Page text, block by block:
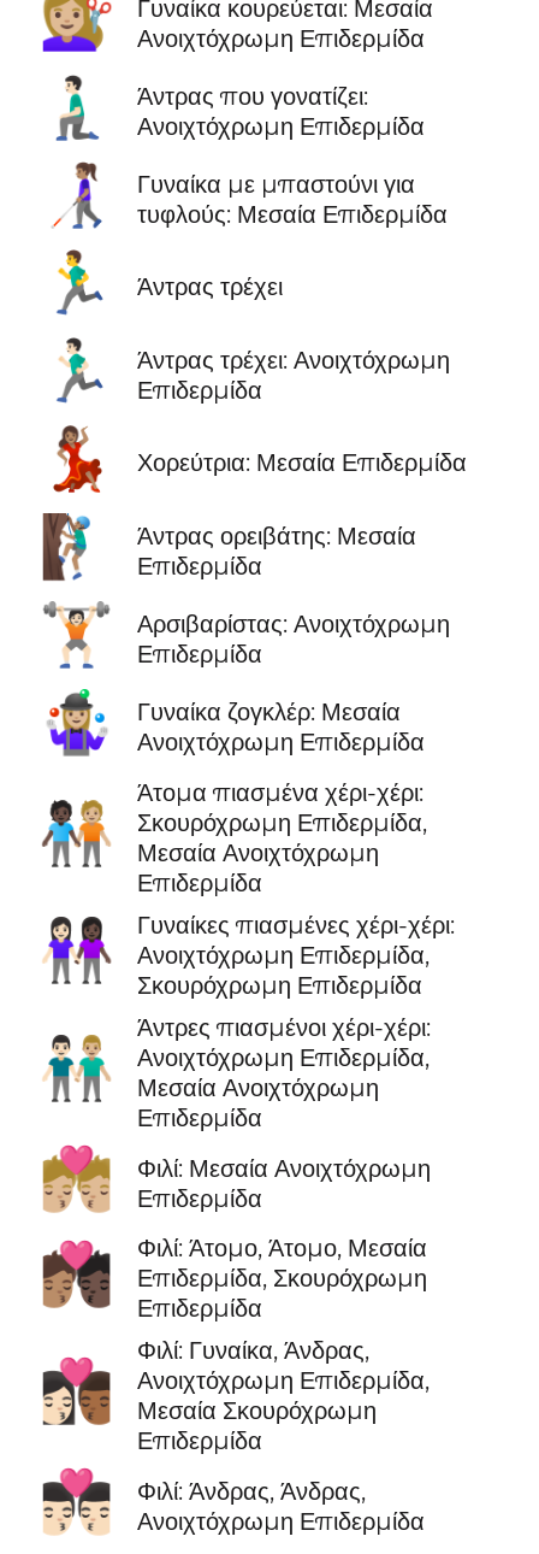
💇🏼‍♀️
Γυναίκα κουρεύεται: Μεσαία
Ανοιχτόχρωμη Επιδερμίδα
🧎🏻‍♂️
Άντρας που γονατίζει:
Ανοιχτόχρωμη Επιδερμίδα
👩🏽‍🦯
Γυναίκα με μπαστούνι για
τυφλούς: Μεσαία Επιδερμίδα
🏃‍♂️ Άντρας τρέχει
🏃🏻‍♂️
Άντρας τρέχει: Ανοιχτόχρωμη
Επιδερμίδα
💃🏽 Χορεύτρια: Μεσαία Επιδερμίδα
🧗🏽‍♂️
Άντρας ορειβάτης: Μεσαία
Επιδερμίδα
🏋🏻
Αρσιβαρίστας: Ανοιχτόχρωμη
Επιδερμίδα
🤹🏼‍♀️
Γυναίκα ζογκλέρ: Μεσαία
Ανοιχτόχρωμη Επιδερμίδα
🧑🏿‍🤝‍🧑🏼
Άτομα πιασμένα χέρι-χέρι:
Σκουρόχρωμη Επιδερμίδα,
Μεσαία Ανοιχτόχρωμη
Επιδερμίδα
👩🏻‍🤝‍👩🏿
Γυναίκες πιασμένες χέρι-χέρι:
Ανοιχτόχρωμη Επιδερμίδα,
Σκουρόχρωμη Επιδερμίδα
👨🏻‍🤝‍👨🏼
Άντρες πιασμένοι χέρι-χέρι:
Ανοιχτόχρωμη Επιδερμίδα,
Μεσαία Ανοιχτόχρωμη
Επιδερμίδα
💏🏼
Φιλί: Μεσαία Ανοιχτόχρωμη
Επιδερμίδα
🧑🏽‍❤️‍💋‍🧑🏿
Φιλί: Άτομο, Άτομο, Μεσαία
Επιδερμίδα, Σκουρόχρωμη
Επιδερμίδα
👩🏻‍❤️‍💋‍👨🏾
Φιλί: Γυναίκα, Άνδρας,
Ανοιχτόχρωμη Επιδερμίδα,
Μεσαία Σκουρόχρωμη
Επιδερμίδα
👨🏻‍❤️‍💋‍👨🏻
Φιλί: Άνδρας, Άνδρας,
Ανοιχτόχρωμη Επιδερμίδα